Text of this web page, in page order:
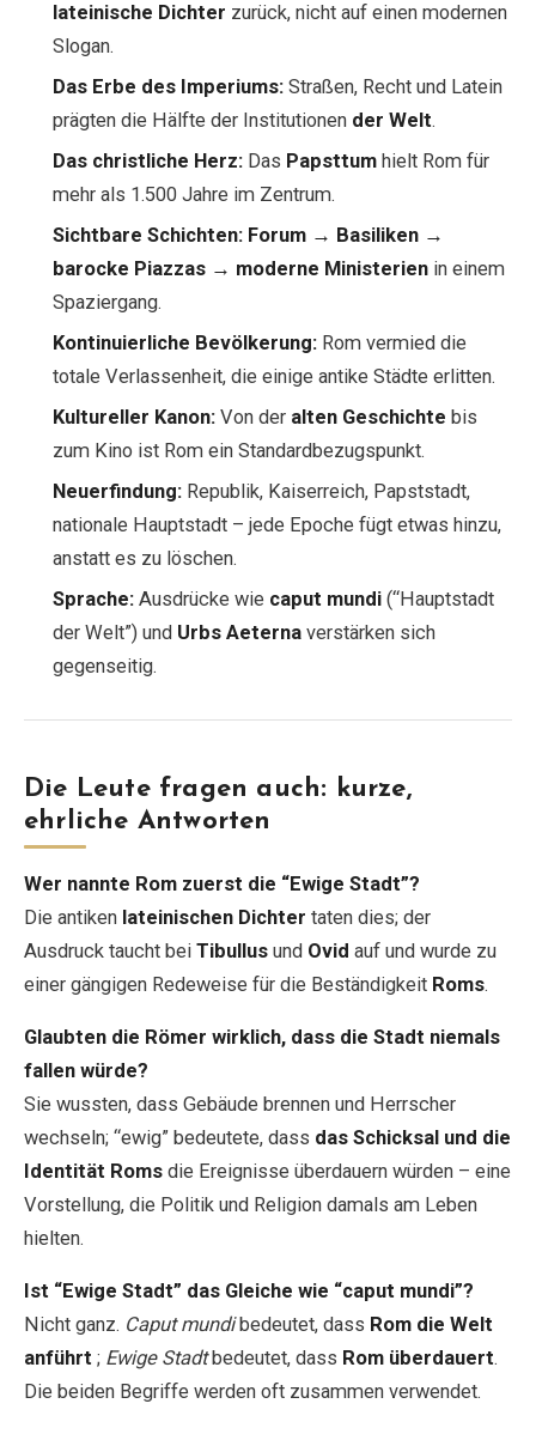
lateinische Dichter zurück, nicht auf einen modernen
Slogan.
Das Erbe des Imperiums: Straßen, Recht und Latein
prägten die Hälfte der Institutionen der Welt.
Das christliche Herz: Das Papsttum hielt Rom für
mehr als 1.500 Jahre im Zentrum.
Sichtbare Schichten: Forum → Basiliken →
barocke Piazzas → moderne Ministerien in einem
Spaziergang.
Kontinuierliche Bevölkerung: Rom vermied die
totale Verlassenheit, die einige antike Städte erlitten.
Kultureller Kanon: Von der alten Geschichte bis
zum Kino ist Rom ein Standardbezugspunkt.
Neuerfindung: Republik, Kaiserreich, Papststadt,
nationale Hauptstadt – jede Epoche fügt etwas hinzu,
anstatt es zu löschen.
Sprache: Ausdrücke wie caput mundi (“Hauptstadt
der Welt”) und Urbs Aeterna verstärken sich
gegenseitig.
Die Leute fragen auch: kurze,
ehrliche Antworten
Wer nannte Rom zuerst die “Ewige Stadt”?
Die antiken lateinischen Dichter taten dies; der
Ausdruck taucht bei Tibullus und Ovid auf und wurde zu
einer gängigen Redeweise für die Beständigkeit Roms.
Glaubten die Römer wirklich, dass die Stadt niemals
fallen würde?
Sie wussten, dass Gebäude brennen und Herrscher
wechseln; “ewig” bedeutete, dass das Schicksal und die
Identität Roms die Ereignisse überdauern würden – eine
Vorstellung, die Politik und Religion damals am Leben
hielten.
Ist “Ewige Stadt” das Gleiche wie “caput mundi”?
Nicht ganz. Caput mundibedeutet, dass Rom die Welt
anführt ; Ewige Stadtbedeutet, dass Rom überdauert.
Die beiden Begriffe werden oft zusammen verwendet.